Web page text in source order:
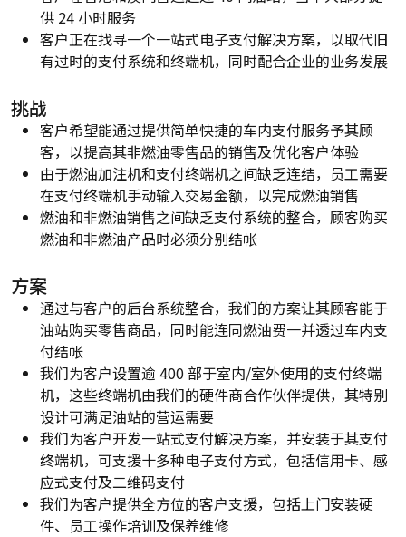
供 24 小时服务
客户正在找寻一个一站式电子支付解决方案，以取代旧
有过时的支付系统和终端机，同时配合企业的业务发展
挑战
客户希望能通过提供简单快捷的车内支付服务予其顾
客，以提高其非燃油零售品的销售及优化客户体验
由于燃油加注机和支付终端机之间缺乏连结，员工需要
在支付终端机手动输入交易金额，以完成燃油销售
燃油和非燃油销售之间缺乏支付系统的整合，顾客购买
燃油和非燃油产品时必须分别结帐
方案
通过与客户的后台系统整合，我们的方案让其顾客能于
油站购买零售商品，同时能连同燃油费一并透过车内支
付结帐
我们为客户设置逾 400 部于室内/室外使用的支付终端
机，这些终端机由我们的硬件商合作伙伴提供，其特别
设计可满足油站的营运需要
我们为客户开发一站式支付解决方案，并安装于其支付
终端机，可支援十多种电子支付方式，包括信用卡、感
应式支付及二维码支付
我们为客户提供全方位的客户支援，包括上门安装硬
件、员工操作培训及保养维修